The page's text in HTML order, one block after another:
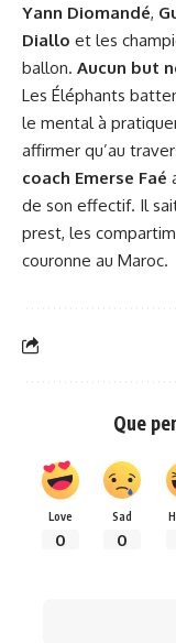
Yann Diomandé,
Diallo et les
ballon. Aucun but
Les Éléphants
le mental à
affirmer qu’au
coach Emerse Faé
de son effectif. Il
prest, les
couronne au Maroc.
Que
Love
0
Sad
0